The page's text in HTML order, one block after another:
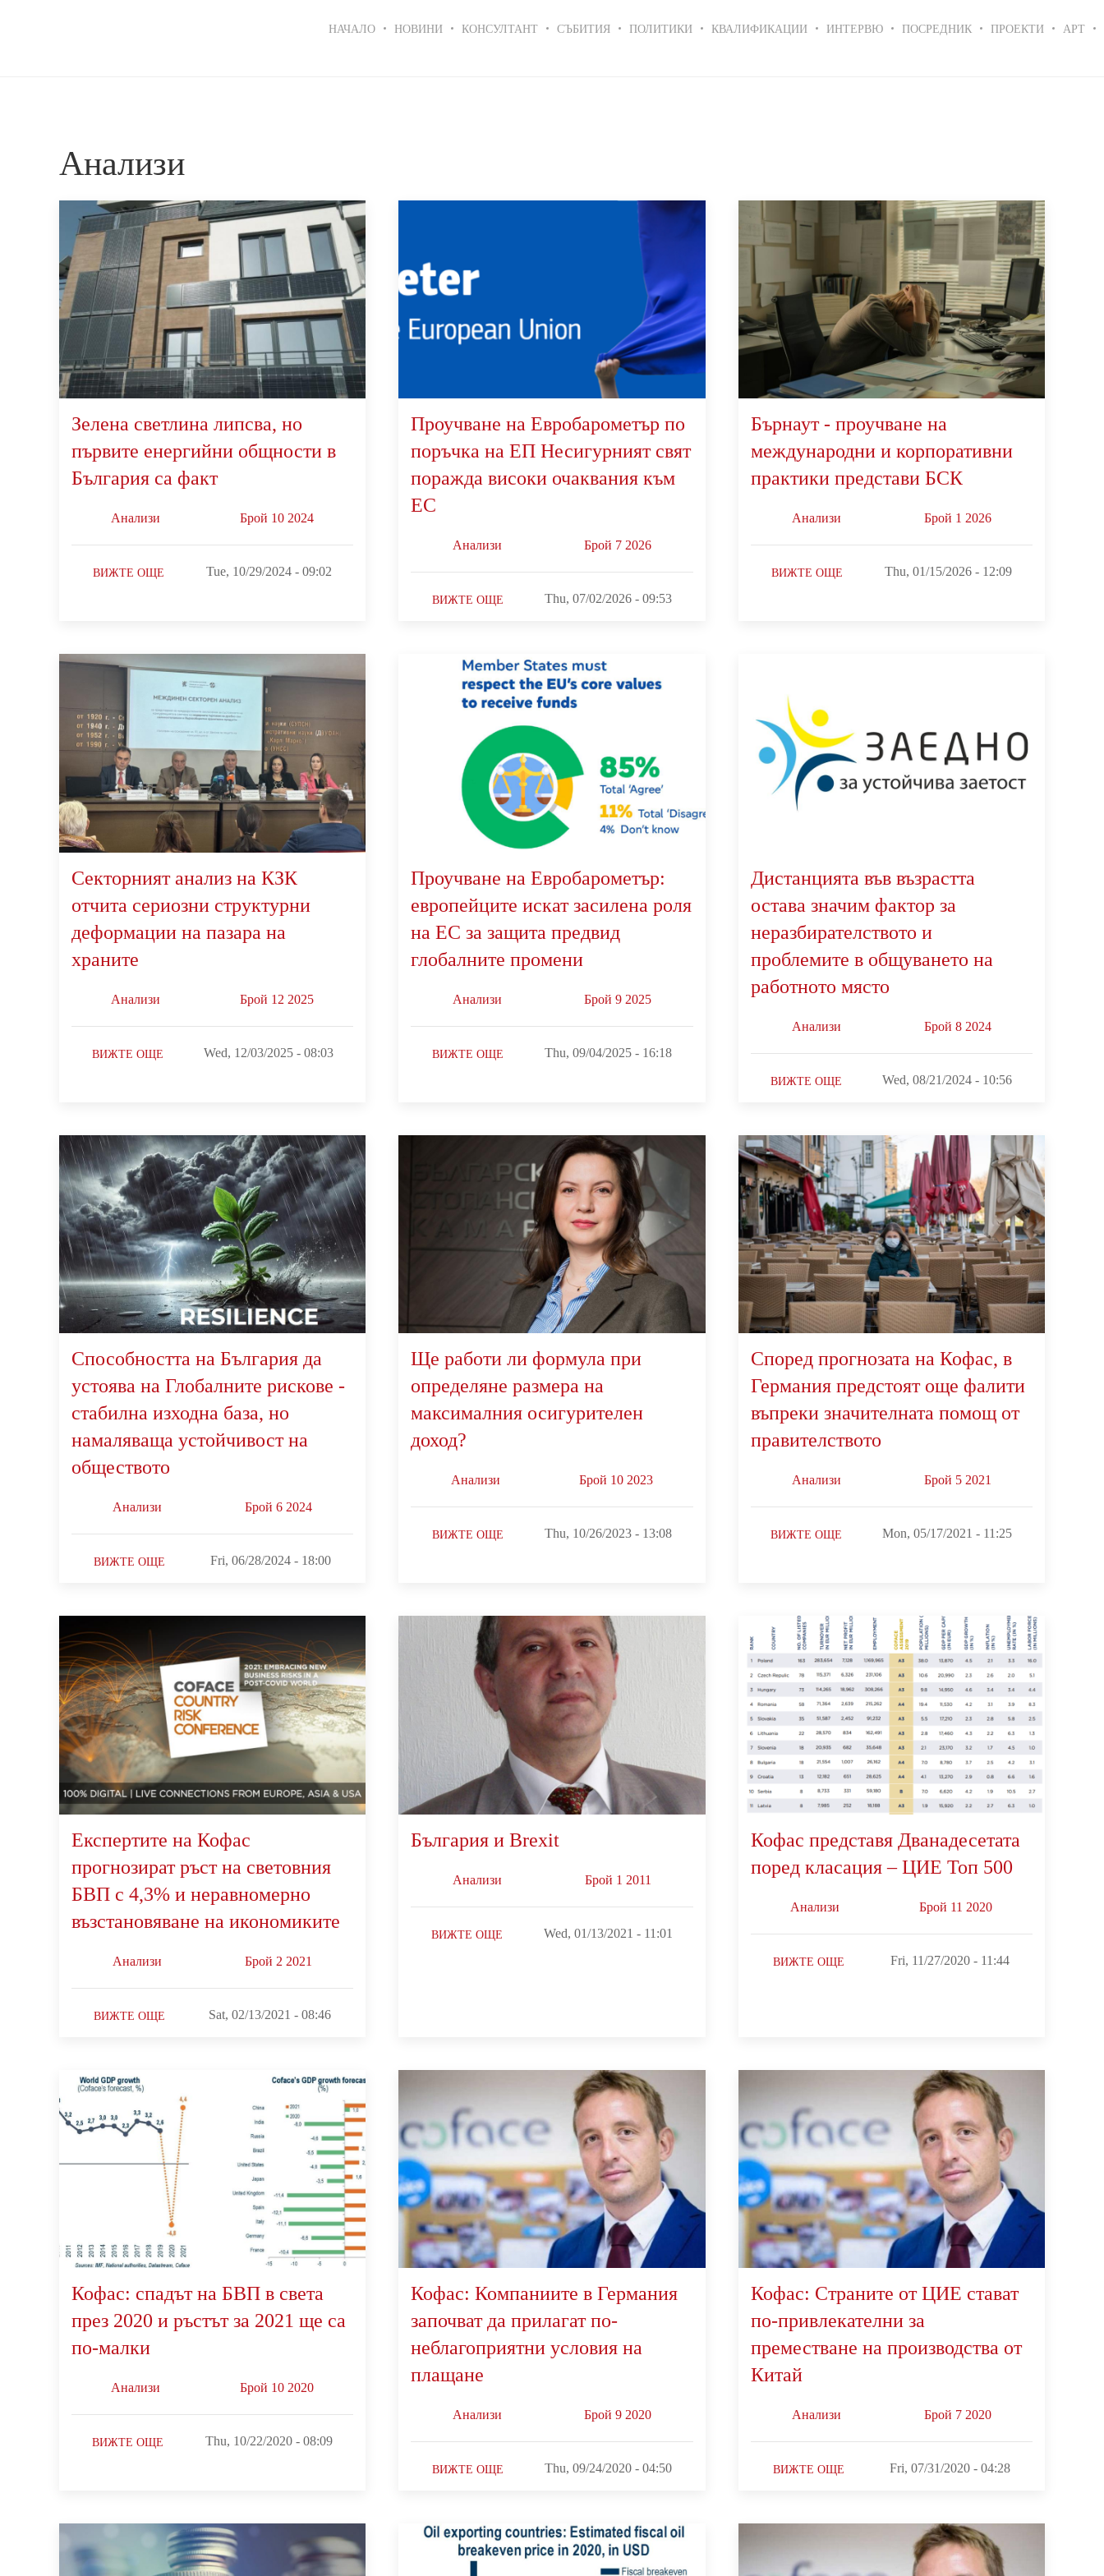
navigation
НАЧАЛО НОВИНИ КОНСУЛТАНТ СЪБИТИЯ ПОЛИТИКИ КВАЛИФИКАЦИИ ИНТЕРВЮ ПОСРЕДНИК ПРОЕКТИ АРТ
Анализи
Зелена светлина липсва, но
първите енергийни общности в
България са факт
Анализи Брой 10 2024
ВИЖТЕ ОЩЕ Tue, 10/29/2024 - 09:02
Проучване на Евробарометър по
поръчка на ЕП Несигурният свят
поражда високи очаквания към
ЕС
Анализи Брой 7 2026
ВИЖТЕ ОЩЕ Thu, 07/02/2026 - 09:53
Бърнаут - проучване на
международни и корпоративни
практики представи БСК
Анализи Брой 1 2026
ВИЖТЕ ОЩЕ Thu, 01/15/2026 - 12:09
Секторният анализ на КЗК
отчита сериозни структурни
деформации на пазара на
храните
Анализи Брой 12 2025
ВИЖТЕ ОЩЕ Wed, 12/03/2025 - 08:03
Проучване на Евробарометър:
европейците искат засилена роля
на ЕС за защита предвид
глобалните промени
Анализи Брой 9 2025
ВИЖТЕ ОЩЕ Thu, 09/04/2025 - 16:18
Дистанцията във възрастта
остава значим фактор за
неразбирателството и
проблемите в общуването на
работното място
Анализи Брой 8 2024
ВИЖТЕ ОЩЕ Wed, 08/21/2024 - 10:56
Способността на България да
устоява на Глобалните рискове -
стабилна изходна база, но
намаляваща устойчивост на
обществото
Анализи Брой 6 2024
ВИЖТЕ ОЩЕ Fri, 06/28/2024 - 18:00
Ще работи ли формула при
определяне размера на
максималния осигурителен
доход?
Анализи Брой 10 2023
ВИЖТЕ ОЩЕ Thu, 10/26/2023 - 13:08
Според прогнозата на Кофас, в
Германия предстоят още фалити
въпреки значителната помощ от
правителството
Анализи Брой 5 2021
ВИЖТЕ ОЩЕ Mon, 05/17/2021 - 11:25
Експертите на Кофас
прогнозират ръст на световния
БВП с 4,3% и неравномерно
възстановяване на икономиките
Анализи Брой 2 2021
ВИЖТЕ ОЩЕ Sat, 02/13/2021 - 08:46
България и Brexit
Анализи Брой 1 2011
ВИЖТЕ ОЩЕ Wed, 01/13/2021 - 11:01
Кофас представя Дванадесетата
поред класация – ЦИЕ Топ 500
Анализи Брой 11 2020
ВИЖТЕ ОЩЕ Fri, 11/27/2020 - 11:44
Кофас: спадът на БВП в света
през 2020 и ръстът за 2021 ще са
по-малки
Анализи Брой 10 2020
ВИЖТЕ ОЩЕ Thu, 10/22/2020 - 08:09
Кофас: Компаниите в Германия
започват да прилагат по-
неблагоприятни условия на
плащане
Анализи Брой 9 2020
ВИЖТЕ ОЩЕ Thu, 09/24/2020 - 04:50
Кофас: Страните от ЦИЕ стават
по-привлекателни за
преместване на производства от
Китай
Анализи Брой 7 2020
ВИЖТЕ ОЩЕ Fri, 07/31/2020 - 04:28